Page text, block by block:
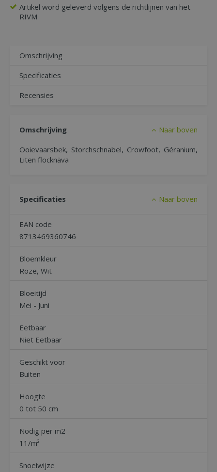
Artikel word geleverd volgens de richtlijnen van het
RIVM
Omschrijving
Specificaties
Recensies
Omschrijving Naar boven
Ooievaarsbek, Storchschnabel, Crowfoot, Géranium,
Liten flocknäva
Specificaties Naar boven
EAN code
8713469360746
Bloemkleur
Roze, Wit
Bloeitijd
Mei - Juni
Eetbaar
Niet Eetbaar
Geschikt voor
Buiten
Hoogte
0 tot 50 cm
Nodig per m2
11/m²
Snoeiwijze